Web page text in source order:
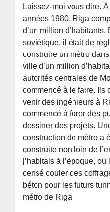
Laissez-moi vous dire.
années 1980, Riga
d’un million d’habitants.
soviétique, il était de
construire un métro
ville d’un million
autorités centrales de
commencé à le faire. Ils
venir des ingénieurs à
commencé à forer des
dessiner des projets.
construction de métro a
construite non loin de
j’habitais à l’époque, où
censé couler des
béton pour les futurs
métro de Riga.